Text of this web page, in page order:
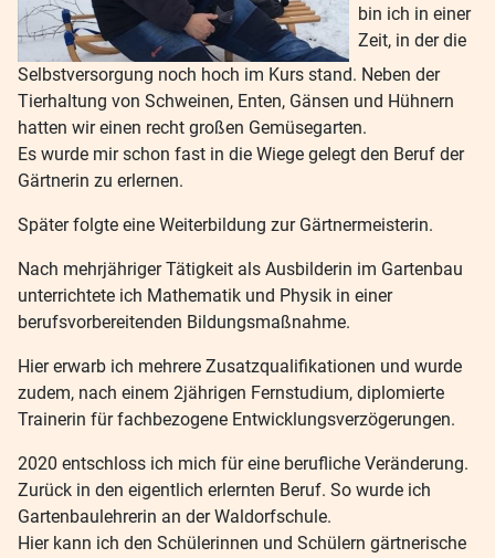
bin ich in einer
Zeit, in der die
Selbstversorgung noch hoch im Kurs stand. Neben der
Tierhaltung von Schweinen, Enten, Gänsen und Hühnern
hatten wir einen recht großen Gemüsegarten.
Es wurde mir schon fast in die Wiege gelegt den Beruf der
Gärtnerin zu erlernen.
Später folgte eine Weiterbildung zur Gärtnermeisterin.
Nach mehrjähriger Tätigkeit als Ausbilderin im Gartenbau
unterrichtete ich Mathematik und Physik in einer
berufsvorbereitenden Bildungsmaßnahme.
Hier erwarb ich mehrere Zusatzqualifikationen und wurde
zudem, nach einem 2jährigen Fernstudium, diplomierte
Trainerin für fachbezogene Entwicklungsverzögerungen.
2020 entschloss ich mich für eine berufliche Veränderung.
Zurück in den eigentlich erlernten Beruf. So wurde ich
Gartenbaulehrerin an der Waldorfschule.
Hier kann ich den Schülerinnen und Schülern gärtnerische